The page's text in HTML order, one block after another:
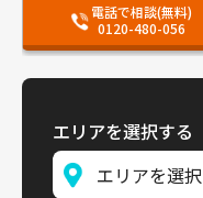
電話で相談(無料)
0120-480-056
エリアを選択する